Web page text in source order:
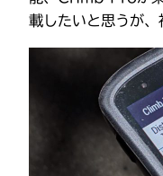
載したいと思うが、